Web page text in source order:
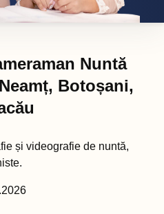
Nuntă
Botoșani,
și videografie de nuntă,